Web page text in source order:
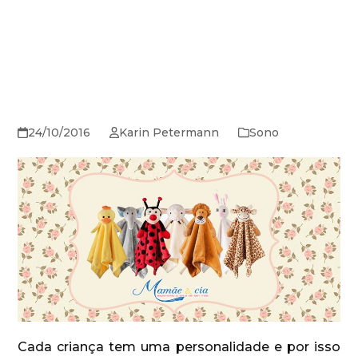
24/10/2016 Karin Petermann Sono
Cada criança tem uma personalidade e por isso